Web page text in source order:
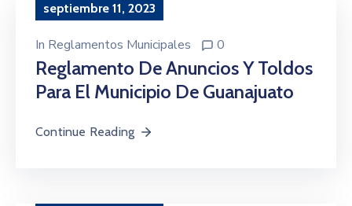
septiembre 11, 2023
In Reglamentos Municipales 0
Reglamento De Anuncios Y Toldos
Para El Municipio De Guanajuato
Continue Reading